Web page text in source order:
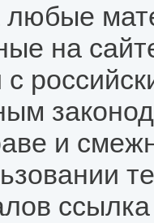
любые
на
с
и